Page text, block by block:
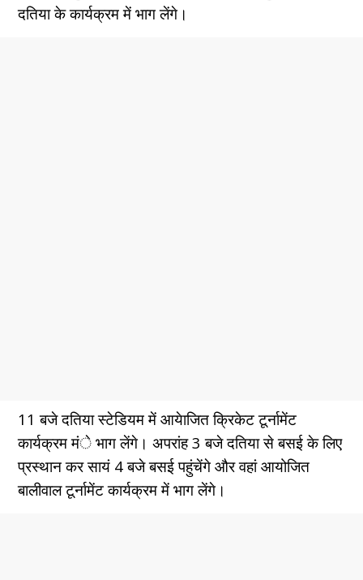
दतिया के कार्यक्रम में भाग लेंगे।
11 बजे दतिया स्टेडियम में आयेाजित क्रिकेट टूर्नामेंट
कार्यक्रम मंे भाग लेंगे। अपरांह 3 बजे दतिया से बसई के लिए
प्रस्थान कर सायं 4 बजे बसई पहुंचेंगे और वहां आयोजित
बालीवाल टूर्नामेंट कार्यक्रम में भाग लेंगे।